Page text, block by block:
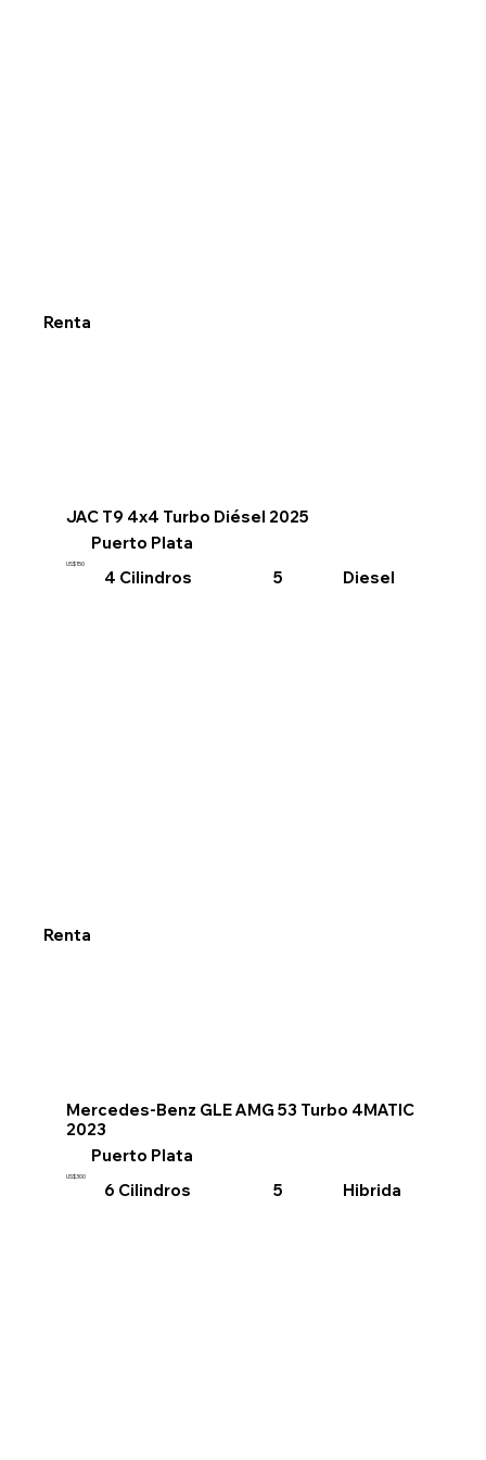
Renta
JAC T9 4x4 Turbo Diésel 2025
Puerto Plata
US$150
4 Cilindros 5 Diesel
Renta
Mercedes-Benz GLE AMG 53 Turbo 4MATIC
2023
Puerto Plata
US$300
6 Cilindros 5 Hibrida